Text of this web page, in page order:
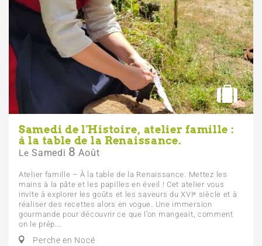
Samedi de l'Histoire, atelier famille :
à la table de la Renaissance.
Le Samedi 8 Août
Atelier famille – À la table de la Renaissance. Mettez les
mains à la pâte et les papilles en éveil ! Cet atelier vous
invite à explorer les goûts et les saveurs du XVIᵉ siècle et à
réaliser des recettes alors en vogue. Une immersion
gourmande pour découvrir ce que l’on mangeait, comment
on le prép...
Perche en Nocé